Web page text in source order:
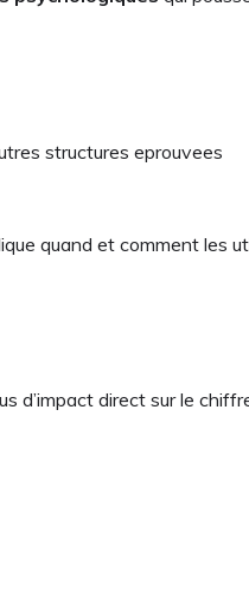
structures eprouvees
quand et comment les
d’impact direct sur le